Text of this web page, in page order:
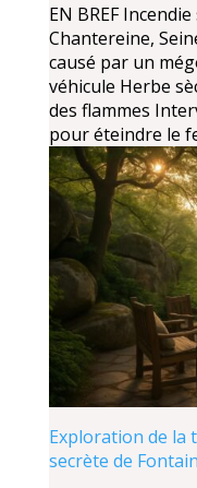
EN BREF
Chantereine,
causé par un
véhicule Herbe
des flammes
pour éteindre le
Exploration de la
secrète de